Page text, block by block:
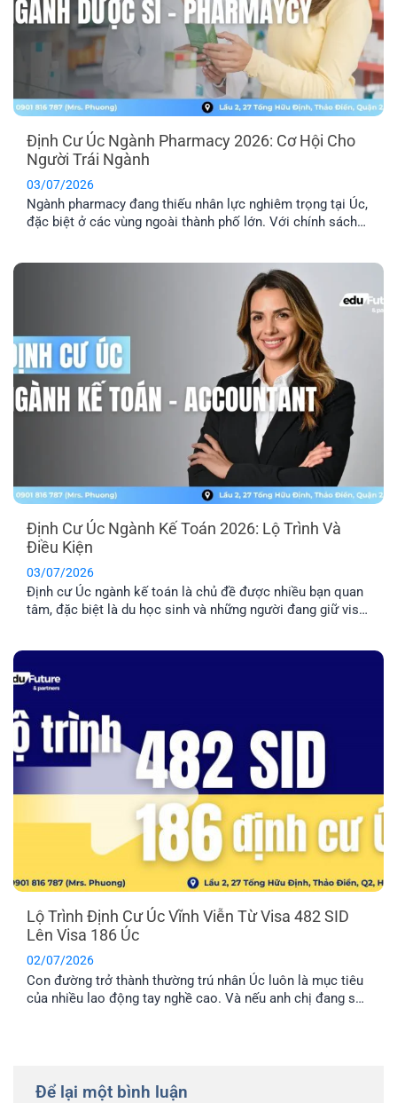
Định Cư Úc Ngành Pharmacy 2026: Cơ Hội Cho
Người Trái Ngành
03/07/2026
Ngành pharmacy đang thiếu nhân lực nghiêm trọng tại Úc,
đặc biệt ở các vùng ngoài thành phố lớn. Với chính sách
đang học ngành Dược, người trái ngành hoặc chưa [...]
Định Cư Úc Ngành Kế Toán 2026: Lộ Trình Và
Điều Kiện
03/07/2026
Định cư Úc ngành kế toán là chủ đề được nhiều bạn quan
tâm, đặc biệt là du học sinh và những người đang giữ visa
Lộ Trình Định Cư Úc Vĩnh Viễn Từ Visa 482 SID
Lên Visa 186 Úc
02/07/2026
Con đường trở thành thường trú nhân Úc luôn là mục tiêu
của nhiều lao động tay nghề cao. Và nếu anh chị đang sở
Để lại một bình luận